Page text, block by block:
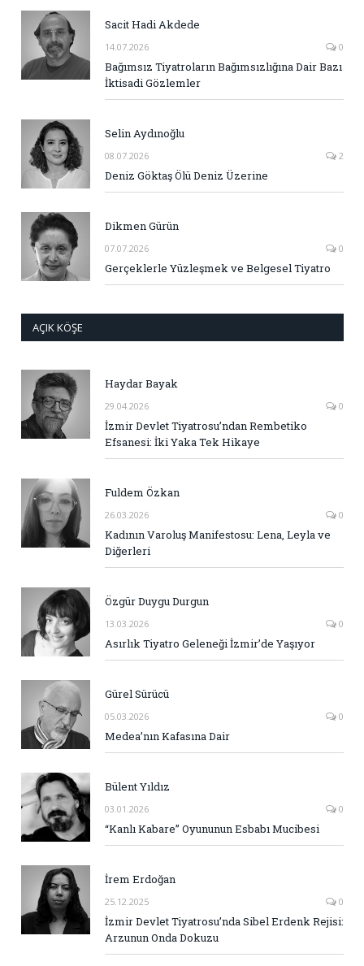
Sacit Hadi Akdede
14.07.2026 0
Bağımsız Tiyatroların Bağımsızlığına Dair Bazı
İktisadi Gözlemler
Selin Aydınoğlu
08.07.2026 2
Deniz Göktaş Ölü Deniz Üzerine
Dikmen Gürün
07.07.2026 0
Gerçeklerle Yüzleşmek ve Belgesel Tiyatro
AÇIK KÖŞE
Haydar Bayak
29.04.2026 0
İzmir Devlet Tiyatrosu’ndan Rembetiko
Efsanesi: İki Yaka Tek Hikaye
Fuldem Özkan
26.03.2026 0
Kadının Varoluş Manifestosu: Lena, Leyla ve
Diğerleri
Özgür Duygu Durgun
13.03.2026 0
Asırlık Tiyatro Geleneği İzmir’de Yaşıyor
Gürel Sürücü
05.03.2026 0
Medea’nın Kafasına Dair
Bülent Yıldız
03.01.2026 0
“Kanlı Kabare” Oyununun Esbabı Mucibesi
İrem Erdoğan
25.12.2025 0
İzmir Devlet Tiyatrosu’nda Sibel Erdenk Rejisi:
Arzunun Onda Dokuzu